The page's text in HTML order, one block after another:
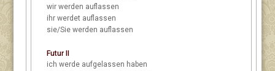
wir werden auflassen
ihr werdet auflassen
sie/Sie werden auflassen
Futur II
ich
werde aufgelassen haben